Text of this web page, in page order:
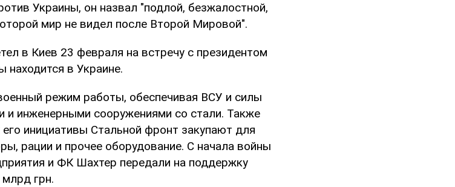
Украины, он назвал "подлой, безжалостной,
мир не видел после Второй Мировой".
в Киев 23 февраля на встречу с президентом
находится в Украине.
режим работы, обеспечивая ВСУ и силы
и инженерными сооружениями со стали. Также
инициативы Стальной фронт закупают для
рации и прочее оборудование. С начала войны
и ФК Шахтер передали на поддержку
грн.